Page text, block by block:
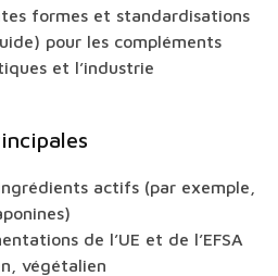
formes et standardisations
pour les compléments
et l’industrie
actifs (par exemple,
de l’UE et de l’EFSA
végétalien